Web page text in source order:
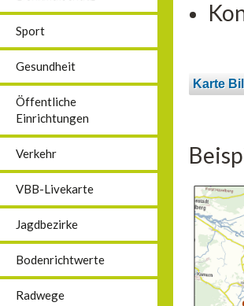
Sport
Gesundheit
Öffentliche
Einrichtungen
Verkehr
VBB-Livekarte
Jagdbezirke
Bodenrichtwerte
Radwege
Karte